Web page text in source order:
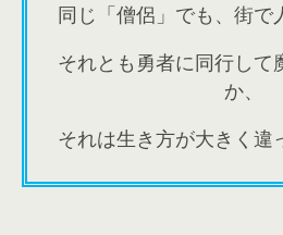
同じ「僧侶」でも、街で
それとも勇者に同行して
か、
それは生き方が大きく違